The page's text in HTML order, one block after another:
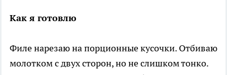
Как я готовлю
Филе нарезаю на порционные кусочки. Отбиваю
молотком с двух сторон, но не слишком тонко.